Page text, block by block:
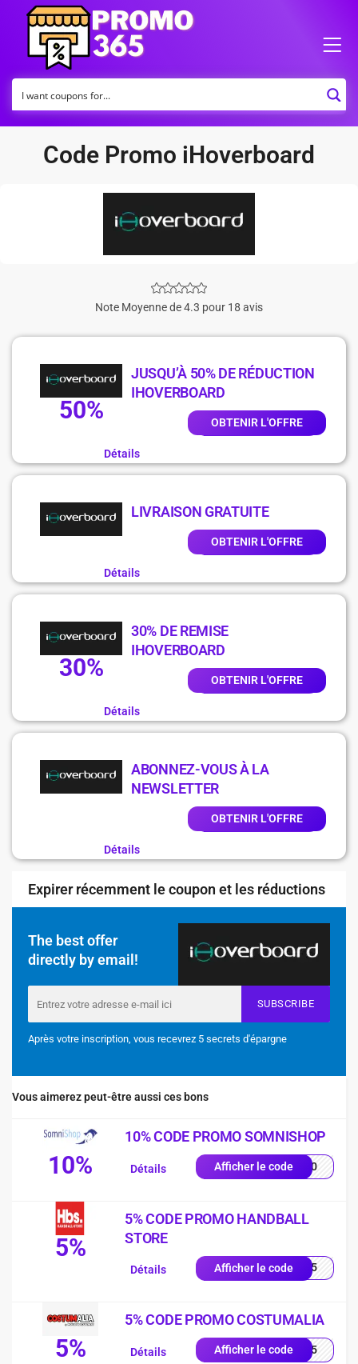
Code Promo iHoverboard
Note Moyenne de 4.3 pour 18 avis
50%
JUSQU’À 50% DE RÉDUCTION
IHOVERBOARD
OBTENIR L'OFFRE
Détails
LIVRAISON GRATUITE
OBTENIR L'OFFRE
Détails
30%
30% DE REMISE
IHOVERBOARD
OBTENIR L'OFFRE
Détails
ABONNEZ-VOUS À LA
NEWSLETTER
OBTENIR L'OFFRE
Détails
Expirer récemment le coupon et les réductions
The best offer
directly by email!
SUBSCRIBE
Après votre inscription, vous recevrez 5 secrets d'épargne
Vous aimerez peut-être aussi ces bons
10%
10% CODE PROMO SOMNISHOP
Afficher le codep-10
Détails
5%
5% CODE PROMO HANDBALL
STORE
Afficher le codeAND5
Détails
5%
5% CODE PROMO COSTUMALIA
Afficher le codeTTT5
Détails